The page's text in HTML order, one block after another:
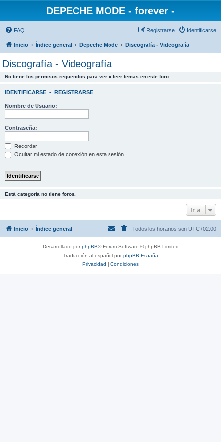
DEPECHE MODE - forever -
FAQ Identificarse
Registrarse
Inicio Índice general Depeche Mode Discografía - Videografía
Discografía - Videografía
No tiene los permisos requeridos para ver o leer temas en este foro.
IDENTIFICARSE • REGISTRARSE
Nombre de Usuario:
Contraseña:
Recordar
Ocultar mi estado de conexión en esta sesión
Está categoría no tiene foros.
Ir a
Inicio Índice general Todos los horarios son UTC+02:00
Desarrollado porphpBB® Forum Software © phpBB Limited
Traducción al español porphpBB España
Privacidad | Condiciones